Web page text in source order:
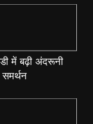
में बढ़ी अंदरूनी
समर्थन